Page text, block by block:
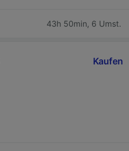
43h 50min, 6 Umst.
Kaufen